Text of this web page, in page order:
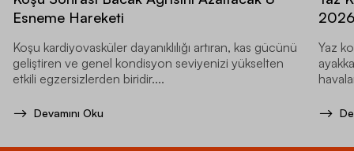
Esneme Hareketi
Koşu kardiyovasküler dayanıklılığı artıran, kas gücünü
geliştiren ve genel kondisyon seviyenizi yükselten
etkili egzersizlerden biridir....
Devamını Oku
2026
Yaz